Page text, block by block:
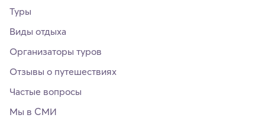
Туры
Виды отдыха
Организаторы туров
Отзывы о путешествиях
Частые вопросы
Мы в СМИ